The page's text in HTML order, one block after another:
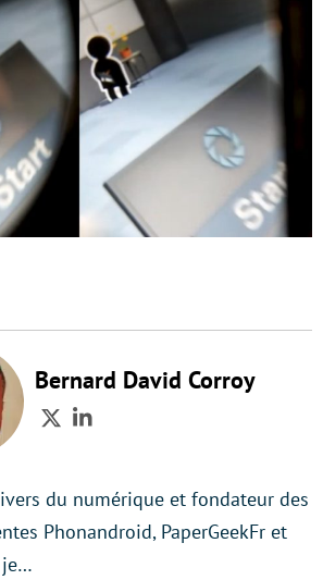
Bernard David Corroy
TwitterLinkedIn
du numérique et fondateur des
Phonandroid, PaperGeekFr et
je…